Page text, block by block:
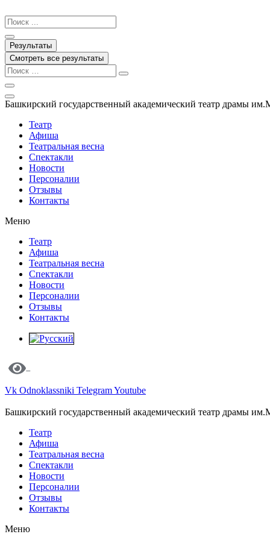
к
содержимому
Search
...
Результаты
Смотреть все результаты
Башкирский государственный академический театр драмы
Театр
Афиша
Театральная весна
Спектакли
Новости
Персоналии
Отзывы
Контакты
Меню
Театр
Афиша
Театральная весна
Спектакли
Новости
Персоналии
Отзывы
Контакты
Vk Odnoklassniki TelegramYoutube
Башкирский государственный академический театр драмы
Театр
Афиша
Театральная весна
Спектакли
Новости
Персоналии
Отзывы
Контакты
Меню